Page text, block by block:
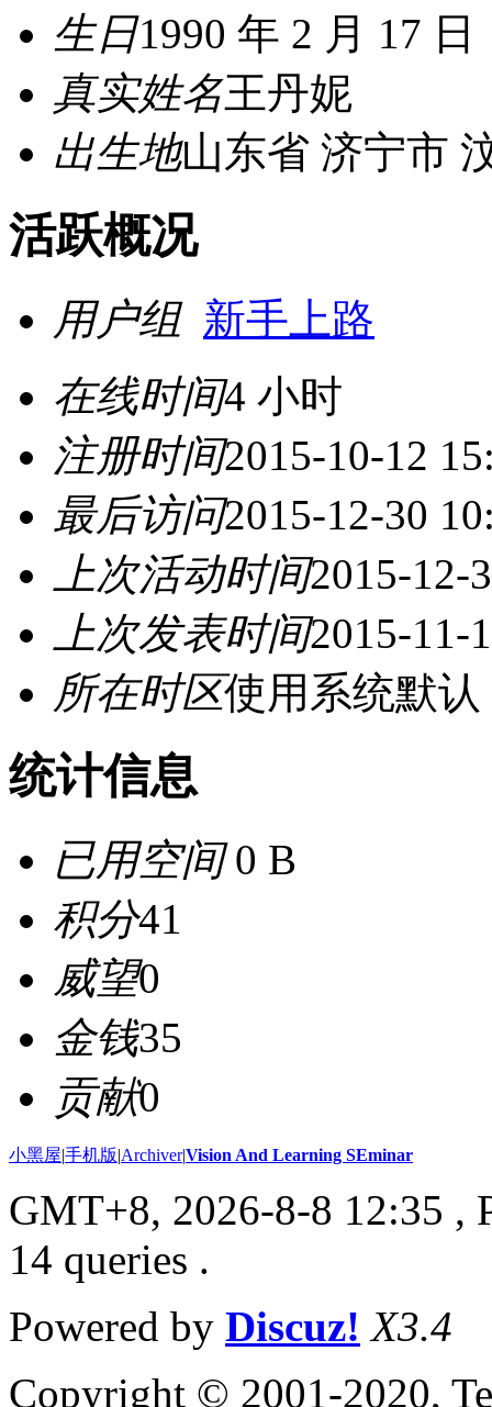
生日1990 年 2 月 17 日
真实姓名王丹妮
出生地山东省 济宁市
活跃概况
用户组 新手上路
在线时间4 小时
注册时间2015-10-12
最后访问2015-12-30
上次活动时间2015-12-
上次发表时间2015-11-
所在时区使用系统默认
统计信息
已用空间0 B
积分41
威望0
金钱35
贡献0
小黑屋|手机版|Archiver|Vision And Learning SEminar
GMT+8, 2026-8-8 12:35 ,
14 queries .
Powered by Discuz! X3.4
Copyright © 2001-2020,